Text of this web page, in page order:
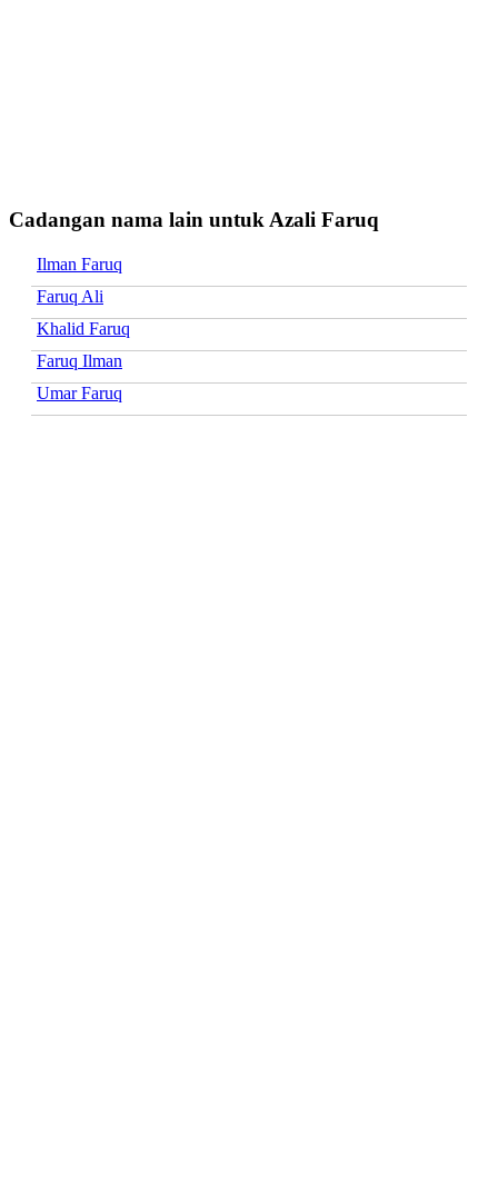
Cadangan nama lain untuk Azali Faruq
Ilman Faruq
Faruq Ali
Khalid Faruq
Faruq Ilman
Umar Faruq